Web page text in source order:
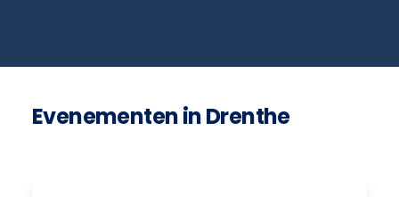
Evenementen in Drenthe